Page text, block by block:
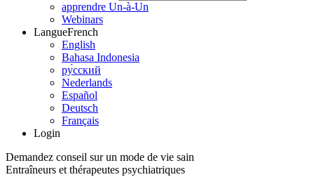
apprendre Un-à-Un
Webinars
LangueFrench
English
Bahasa Indonesia
ру́сский
Nederlands
Español
Deutsch
Français
Login
Demandez conseil sur un mode de vie sain
Entraîneurs et thérapeutes psychiatriques